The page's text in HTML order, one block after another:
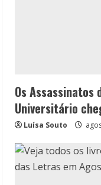
Os Assassinatos
Universitário
Luísa Souto